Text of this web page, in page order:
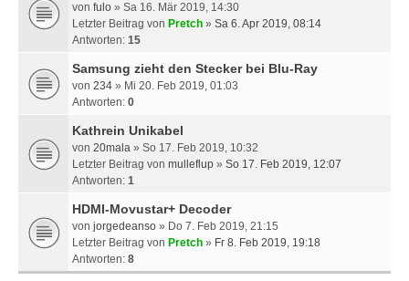
von fulo » Sa 16. Mär 2019, 14:30
Letzter Beitrag von Pretch » Sa 6. Apr 2019, 08:14
Antworten: 15
Samsung zieht den Stecker bei Blu-Ray
von 234 » Mi 20. Feb 2019, 01:03
Antworten: 0
Kathrein Unikabel
von 20mala » So 17. Feb 2019, 10:32
Letzter Beitrag von mulleflup » So 17. Feb 2019, 12:07
Antworten: 1
HDMI-Movustar+ Decoder
von jorgedeanso » Do 7. Feb 2019, 21:15
Letzter Beitrag von Pretch » Fr 8. Feb 2019, 19:18
Antworten: 8